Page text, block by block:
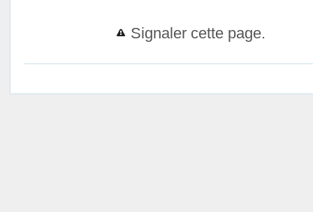
Signaler cette page.